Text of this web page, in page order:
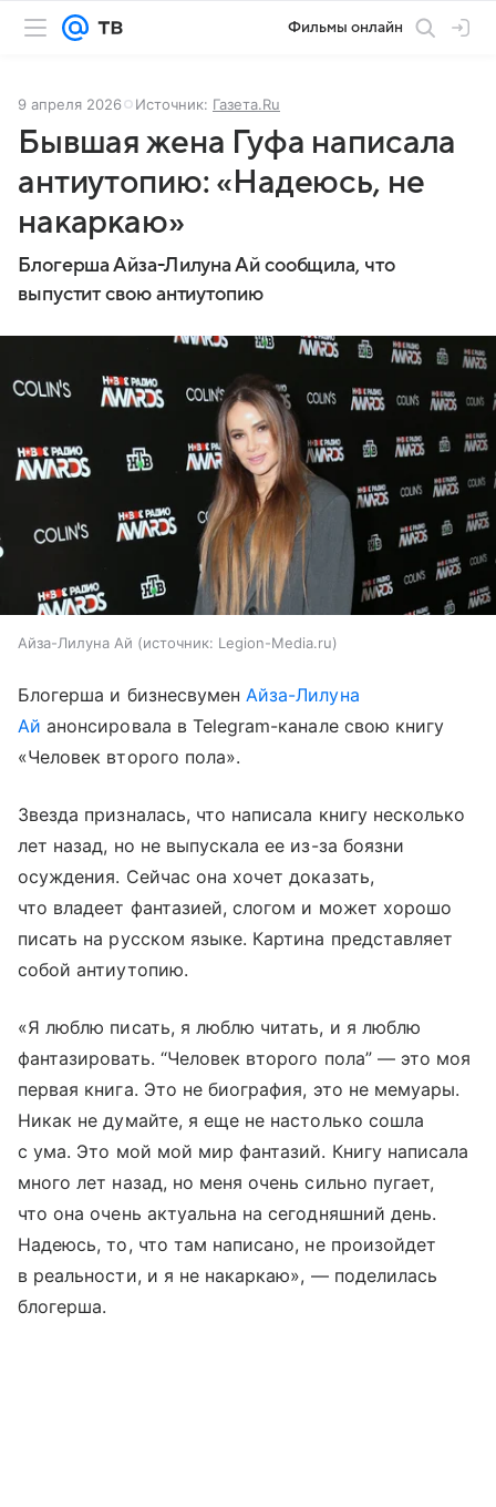
Фильмы онлайн
9 апреля 2026 Источник: Газета.Ru
Бывшая жена Гуфа написала
антиутопию: «Надеюсь, не
накаркаю»
Блогерша Айза-Лилуна Ай сообщила, что
выпустит свою антиутопию
Айза-Лилуна Ай источник: Legion-Media.ru
Блогерша и бизнесвуменАйза-Лилуна
Ай анонсировала в Telegram-канале свою книгу
«Человек второго пола».
Звезда призналась, что написала книгу несколько
лет назад, но не выпускала ее из-за боязни
осуждения. Сейчас она хочет доказать,
что владеет фантазией, слогом и может хорошо
писать на русском языке. Картина представляет
собой антиутопию.
«Я люблю писать, я люблю читать, и я люблю
фантазировать. “Человек второго пола” — это моя
первая книга. Это не биография, это не мемуары.
Никак не думайте, я еще не настолько сошла
с ума. Это мой мой мир фантазий. Книгу написала
много лет назад, но меня очень сильно пугает,
что она очень актуальна на сегодняшний день.
Надеюсь, то, что там написано, не произойдет
в реальности, и я не накаркаю», — поделилась
блогерша.